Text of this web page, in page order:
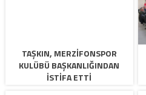
TAŞKIN, MERZİFONSPOR
KULÜBÜ BAŞKANLIĞINDAN
İSTİFA ETTİ